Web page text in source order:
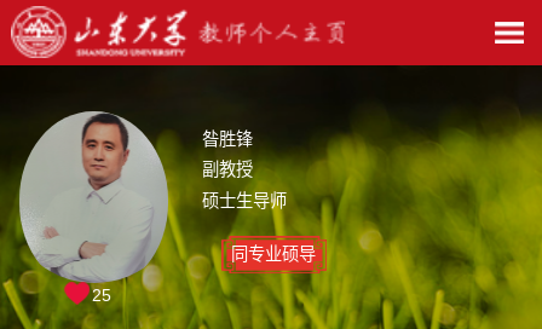
昝胜锋
副教授
硕士生导师
同专业硕导
25